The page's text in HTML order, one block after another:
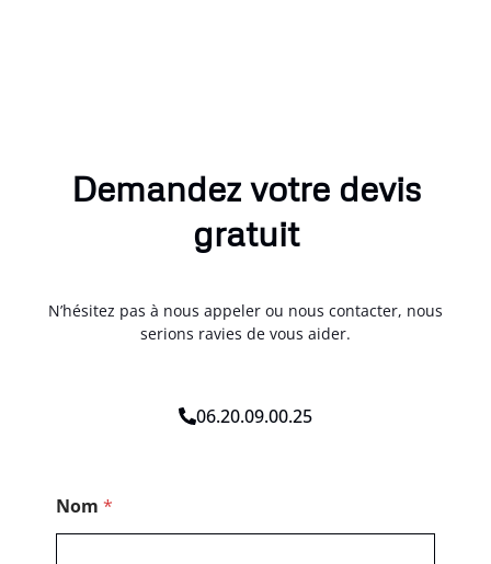
Demandez votre devis
gratuit
N’hésitez pas à nous appeler ou nous contacter, nous
serions ravies de vous aider.
06.20.09.00.25
Nom *